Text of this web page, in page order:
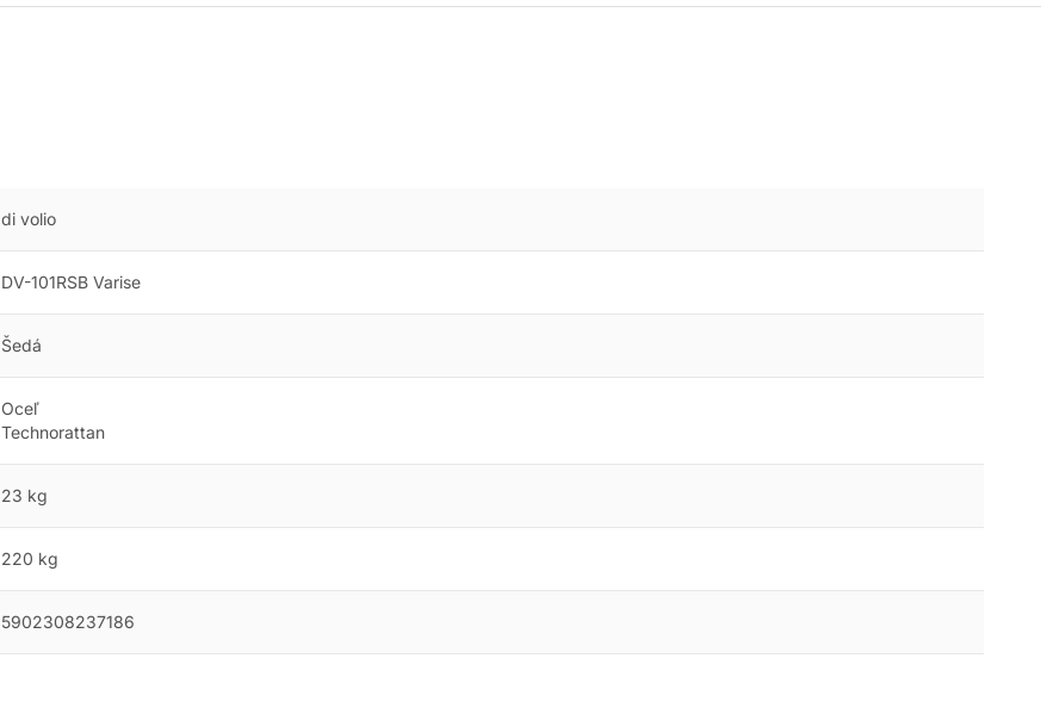
di volio
DV-101RSB Varise
Šedá
Oceľ
Technorattan
23 kg
220 kg
5902308237186